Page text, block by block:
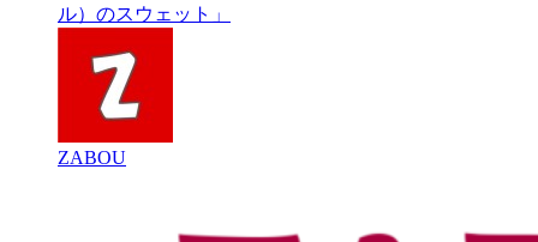
ル）のスウェット」
ZABOU